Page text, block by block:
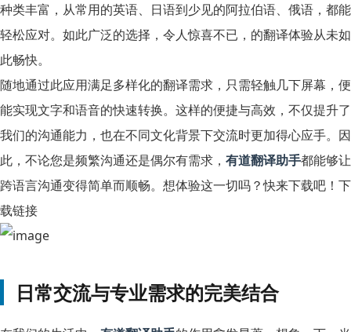
种类丰富，从常用的英语、日语到少见的阿拉伯语、俄语，都能
轻松应对。如此广泛的选择，令人惊喜不已，的翻译体验从未如
此畅快。
随地通过此应用满足多样化的翻译需求，只需轻触几下屏幕，便
能实现文字和语音的快速转换。这样的便捷与高效，不仅提升了
我们的沟通能力，也在不同文化背景下交流时更加得心应手。因
此，不论您是频繁沟通还是偶尔有需求， 有道翻译助手都能够让
跨语言沟通变得简单而顺畅。想体验这一切吗？快来下载吧！下
载链接
日常交流与专业需求的完美结合